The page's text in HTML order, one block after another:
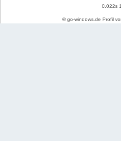
0.022s
© go-windows.de Profil